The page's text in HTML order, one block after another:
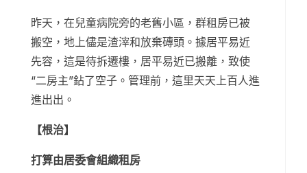
昨天，在兒童病院旁的老舊小區，群租房已被
搬空，地上儘是渣滓和放棄磚頭。據居平易近
先容，這是待拆遷樓，居平易近已搬離，致使
“二房主”鉆了空子。管理前，這里天天上百人進
進出出。
【根治】
打算由居委會組織租房